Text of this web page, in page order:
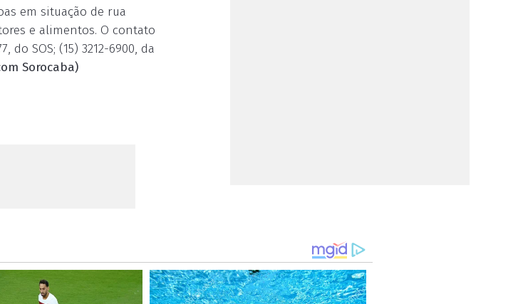
em situação de rua
e alimentos. O contato
SOS; (15) 3212-6900, da
Sorocaba)